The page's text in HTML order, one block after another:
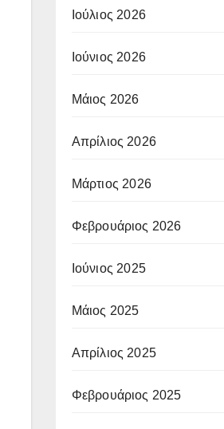
Ιούλιος 2026
Ιούνιος 2026
Μάιος 2026
Απρίλιος 2026
Μάρτιος 2026
Φεβρουάριος 2026
Ιούνιος 2025
Μάιος 2025
Απρίλιος 2025
Φεβρουάριος 2025